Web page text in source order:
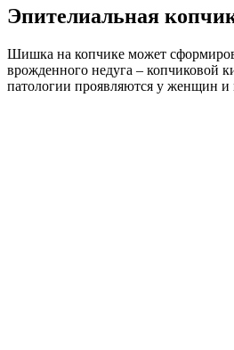
Эпителиальная
Шишка на копчике может
врожденного недуга – копчиковой
патологии проявляются у женщин